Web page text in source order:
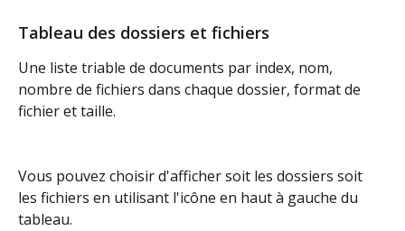
Tableau des dossiers et fichiers
Une liste triable de documents par index, nom,
nombre de fichiers dans chaque dossier, format de
fichier et taille.
Vous pouvez choisir d'afficher soit les dossiers soit
les fichiers en utilisant l'icône en haut à gauche du
tableau.